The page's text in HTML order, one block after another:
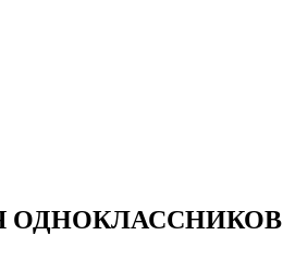
ОДНОКЛАССНИКОВ